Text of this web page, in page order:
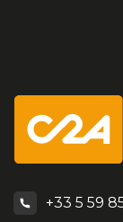
+33 5 59